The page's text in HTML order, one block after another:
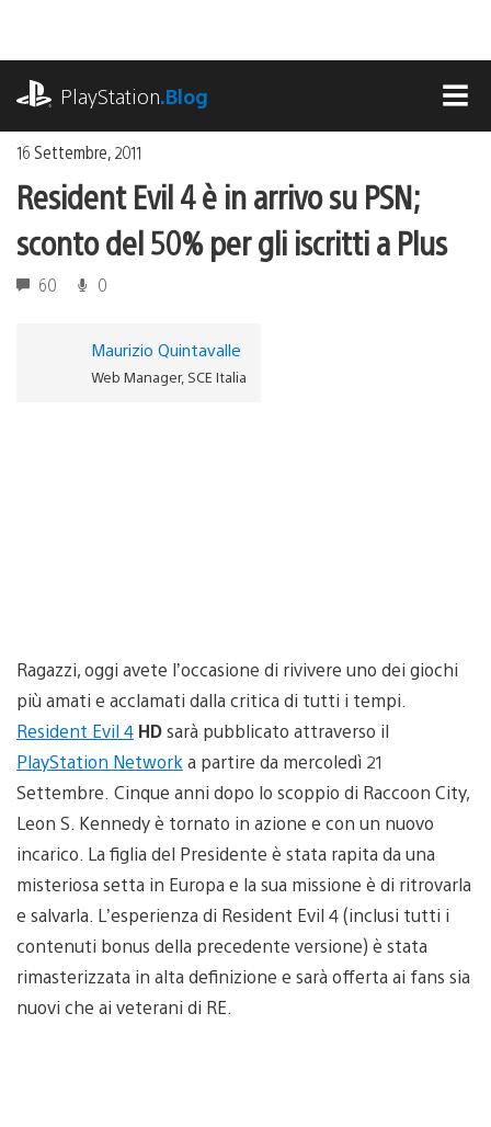
contenuto
PlayStation.Blog
16 Settembre, 2011
Resident Evil 4 è in arrivo su PSN;
sconto del 50% per gli iscritti a Plus
60 0
Maurizio Quintavalle
Web Manager, SCE Italia
Ragazzi, oggi avete l’occasione di rivivere uno dei giochi
più amati e acclamati dalla critica di tutti i tempi.
Resident Evil 4 HDsarà pubblicato attraverso il
PlayStation Network a partire da mercoledì 21
Settembre. Cinque anni dopo lo scoppio di Raccoon City,
Leon S. Kennedy è tornato in azione e con un nuovo
incarico. La figlia del Presidente è stata rapita da una
misteriosa setta in Europa e la sua missione è di ritrovarla
e salvarla. L’esperienza di Resident Evil 4 (inclusi tutti i
contenuti bonus della precedente versione) è stata
rimasterizzata in alta definizione e sarà offerta ai fans sia
nuovi che ai veterani di RE.